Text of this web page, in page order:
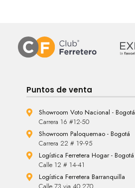
Puntos de venta
Showroom Voto Nacional - Bogotá
Carrera 16 #12-50
Showroom Paloquemao - Bogotá
Carrera 22 # 19-95
Logística Ferretera Hogar - Bogotá
Calle 12 # 14-41
Logística Ferretera Barranquilla